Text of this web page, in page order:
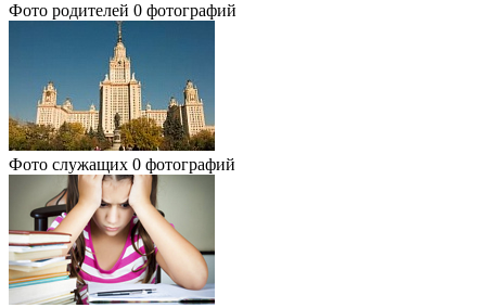
Фото родителей 0 фотографий
Фото служащих 0 фотографий